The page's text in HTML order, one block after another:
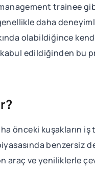
trainee
daha
olabildiğince
edildiğinden
önceki kuşakların
ve yeniliklerle